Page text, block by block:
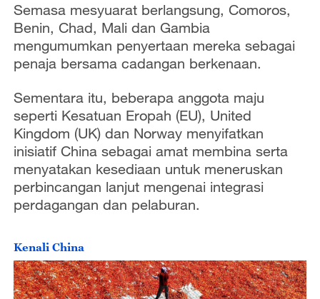
Semasa mesyuarat berlangsung, Comoros,
Benin, Chad, Mali dan Gambia
mengumumkan penyertaan mereka sebagai
penaja bersama cadangan berkenaan.
Sementara itu, beberapa anggota maju
seperti Kesatuan Eropah (EU), United
Kingdom (UK) dan Norway menyifatkan
inisiatif China sebagai amat membina serta
menyatakan kesediaan untuk meneruskan
perbincangan lanjut mengenai integrasi
perdagangan dan pelaburan.
Kenali China